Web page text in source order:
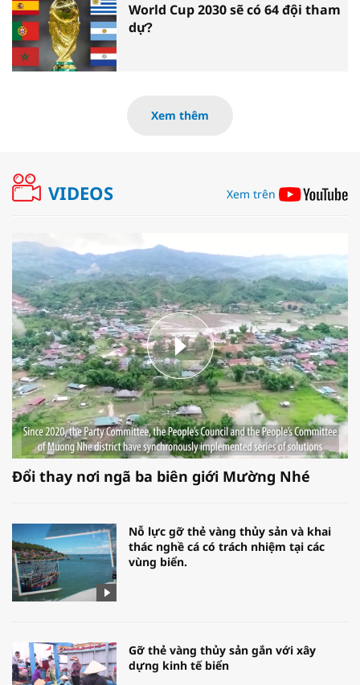
World Cup 2030 sẽ có 64 đội tham
dự?
Xem thêm
VIDEOS Xem trên
Đổi thay nơi ngã ba biên giới Mường Nhé
Nỗ lực gỡ thẻ vàng thủy sản và khai
thác nghề cá có trách nhiệm tại các
vùng biển.
Gỡ thẻ vàng thủy sản gắn với xây
dựng kinh tế biển